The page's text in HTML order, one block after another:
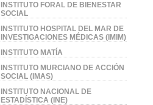
INSTITUTO FORAL DE BIENESTAR
SOCIAL
INSTITUTO HOSPITAL DEL MAR DE
INVESTIGACIONES MÉDICAS (IMIM)
INSTITUTO MATÍA
INSTITUTO MURCIANO DE ACCIÓN
SOCIAL (IMAS)
INSTITUTO NACIONAL DE
ESTADÍSTICA (INE)